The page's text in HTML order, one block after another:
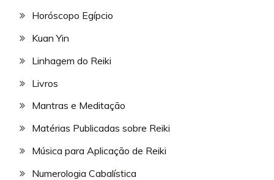
Horóscopo Egípcio
Kuan Yin
Linhagem do Reiki
Livros
Mantras e Meditação
Matérias Publicadas sobre Reiki
Música para Aplicação de Reiki
Numerologia Cabalística